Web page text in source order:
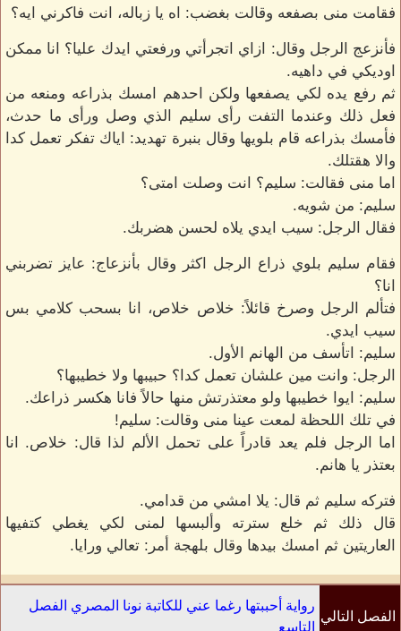
فقامت منى بصفعه وقالت بغضب: اه يا زباله، انت فاكرني ايه؟
فأنزعج الرجل وقال: ازاي اتجرأتي ورفعتي ايدك عليا؟ انا ممكن
اوديكي في داهيه.
ثم رفع يده لكي يصفعها ولكن احدهم امسك بذراعه ومنعه من
فعل ذلك وعندما التفت رأى سليم الذي وصل ورأى ما حدث،
فأمسك بذراعه قام بلويها وقال بنبرة تهديد: اياك تفكر تعمل كدا
والا هقتلك.
اما منى فقالت: سليم؟ انت وصلت امتى؟
سليم: من شويه.
فقال الرجل: سيب ايدي يلاه لحسن هضربك.
فقام سليم بلوي ذراع الرجل اكثر وقال بأنزعاج: عايز تضربني
انا؟
فتألم الرجل وصرخ قائلاً: خلاص خلاص، انا بسحب كلامي بس
سيب ايدي.
سليم: اتأسف من الهانم الأول.
الرجل: وانت مين علشان تعمل كدا؟ حبيبها ولا خطيبها؟
سليم: ايوا خطيبها ولو معتذرتش منها حالاً فانا هكسر ذراعك.
في تلك اللحظة لمعت عينا منى وقالت: سليم!
اما الرجل فلم يعد قادراً على تحمل الألم لذا قال: خلاص. انا
بعتذر يا هانم.
فتركه سليم ثم قال: يلا امشي من قدامي.
قال ذلك ثم خلع سترته وألبسها لمنى لكي يغطي كتفيها
العاريتين ثم امسك بيدها وقال بلهجة أمر: تعالي ورايا.
الفصل التالي
رواية أحببتها رغما عني للكاتبة نونا المصري الفصل
التاسع